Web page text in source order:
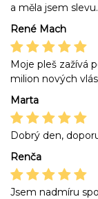
a měla jsem
René Mach
Moje pleš zažívá
milion nových
Marta
Dobrý den,
Renča
Jsem nadmíru